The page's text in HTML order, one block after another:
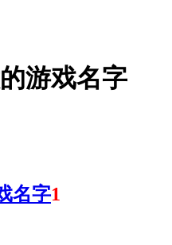
游戏名字
名字1